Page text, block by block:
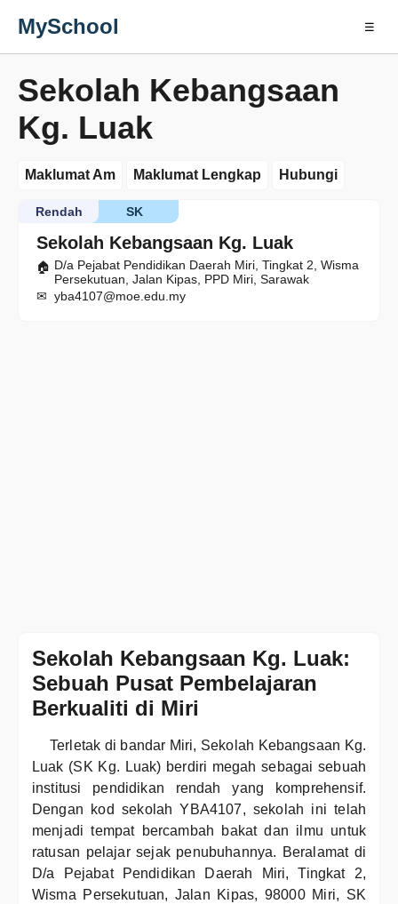
MySchool ☰
Sekolah Kebangsaan
Kg. Luak
Maklumat Am Maklumat Lengkap Hubungi
Sekolah Kebangsaan Kg. Luak
SK
Rendah
D/a Pejabat Pendidikan Daerah Miri, Tingkat 2, Wisma
Persekutuan, Jalan Kipas, PPD Miri, Sarawak
yba4107@moe.edu.my
Sekolah Kebangsaan Kg. Luak:
Sebuah Pusat Pembelajaran
Berkualiti di Miri
Terletak di bandar Miri, Sekolah Kebangsaan Kg.
Luak (SK Kg. Luak) berdiri megah sebagai sebuah
institusi pendidikan rendah yang komprehensif.
Dengan kod sekolah YBA4107, sekolah ini telah
menjadi tempat bercambah bakat dan ilmu untuk
ratusan pelajar sejak penubuhannya. Beralamat di
D/a Pejabat Pendidikan Daerah Miri, Tingkat 2,
Wisma Persekutuan, Jalan Kipas, 98000 Miri, SK